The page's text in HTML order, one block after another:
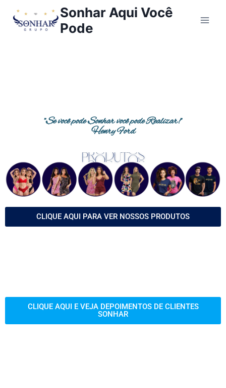
Sonhar Aqui Você
Pode
"Se você pode Sonhar você pode Realizar!"
Henry Ford
CLIQUE AQUI PARA VER NOSSOS PRODUTOS
CLIQUE AQUI E VEJA DEPOIMENTOS DE CLIENTES
SONHAR